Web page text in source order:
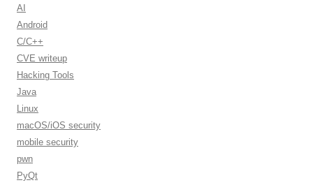
AI
Android
C/C++
CVE writeup
Hacking Tools
Java
Linux
macOS/iOS security
mobile security
pwn
PyQt